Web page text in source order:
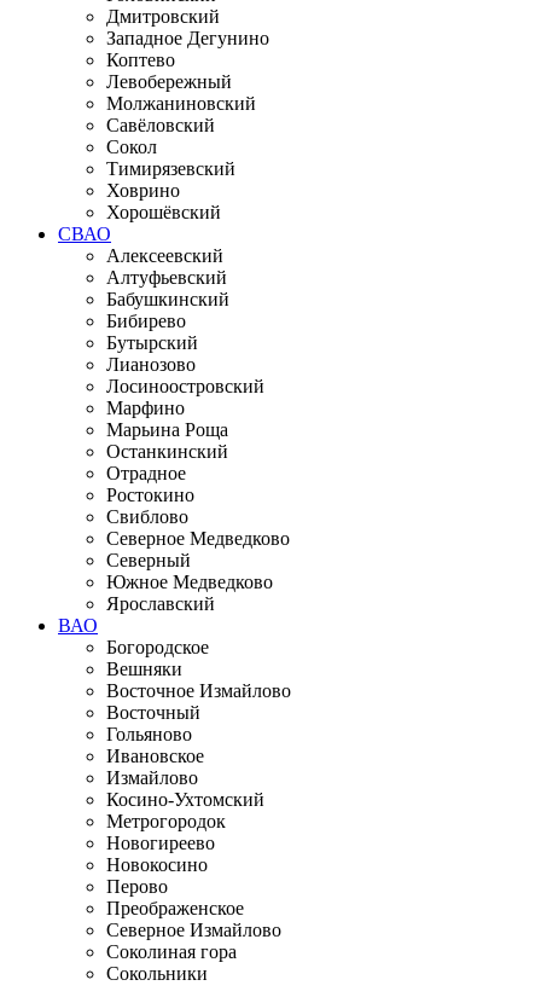
Дмитровский
Западное Дегунино
Коптево
Левобережный
Молжаниновский
Савёловский
Сокол
Тимирязевский
Ховрино
Хорошёвский
СВАО
Алексеевский
Алтуфьевский
Бабушкинский
Бибирево
Бутырский
Лианозово
Лосиноостровский
Марфино
Марьина Роща
Останкинский
Отрадное
Ростокино
Свиблово
Северное Медведково
Северный
Южное Медведково
Ярославский
ВАО
Богородское
Вешняки
Восточное Измайлово
Восточный
Гольяново
Ивановское
Измайлово
Косино-Ухтомский
Метрогородок
Новогиреево
Новокосино
Перово
Преображенское
Северное Измайлово
Соколиная гора
Сокольники